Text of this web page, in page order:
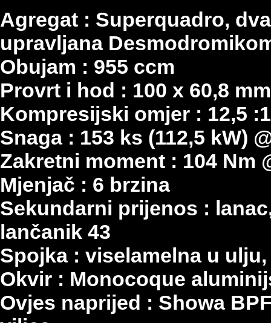
Agregat : Superquadro,
upravljana
Obujam : 955 ccm
Provrt i hod : 100 x 60,8 mm
Kompresijski omjer : 12,5 :1
Snaga : 153 ks (112,5 kW)
Zakretni moment : 104 Nm
Mjenjač : 6 brzina
Sekundarni prijenos :
lančanik 43
Spojka : viselamelna u
Okvir : Monocoque
Ovjes naprijed : Showa